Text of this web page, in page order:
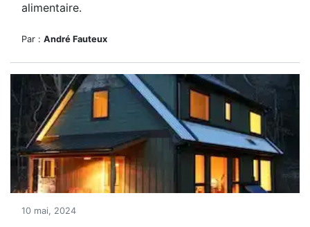
alimentaire.
Par : André Fauteux
10 mai, 2024